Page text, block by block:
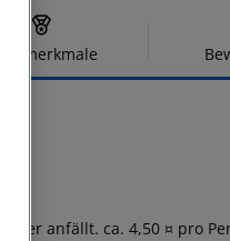
anfällt. ca. 4,50 ¤ pro